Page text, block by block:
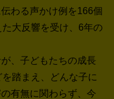
わる声かけ例を166個
大反響を受け、6年の
、子どもたちの成長
踏まえ、どんな子に
有無に関わらず、今